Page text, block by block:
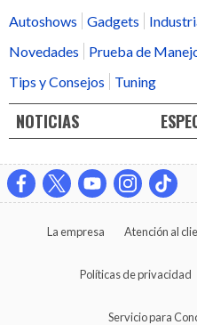
Autoshows
Gadgets
Novedades
Prueba de
Tips y Consejos
Tuning
NOTICIAS
La empresa Atención al
Políticas de privacidad
Servicio para